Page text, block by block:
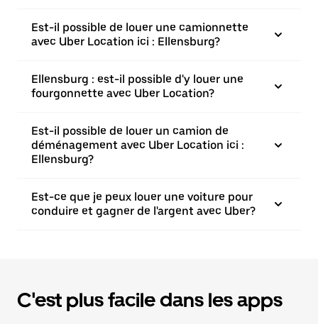
Est-il possible de louer une camionnette
avec Uber Location ici : Ellensburg?
Ellensburg : est-il possible d'y louer une
fourgonnette avec Uber Location?
Est-il possible de louer un camion de
déménagement avec Uber Location ici :
Ellensburg?
Est-ce que je peux louer une voiture pour
conduire et gagner de l'argent avec Uber?
C'est plus facile dans les apps